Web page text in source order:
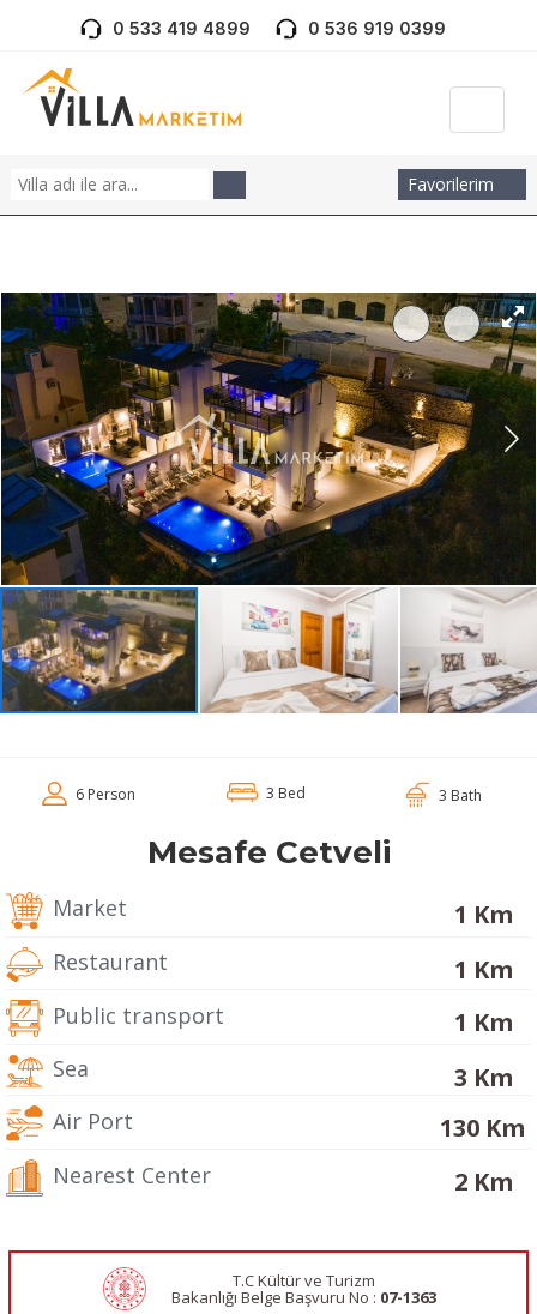
0 533 419 4899 0 536 919 0399
Favorilerim
6 Person 3 Bed 3 Bath
Mesafe Cetveli
Market 1 Km
Restaurant 1 Km
Public transport 1 Km
Sea 3 Km
Air Port 130 Km
Nearest Center 2 Km
T.C Kültür ve Turizm
Bakanlığı Belge Başvuru No : 07-1363